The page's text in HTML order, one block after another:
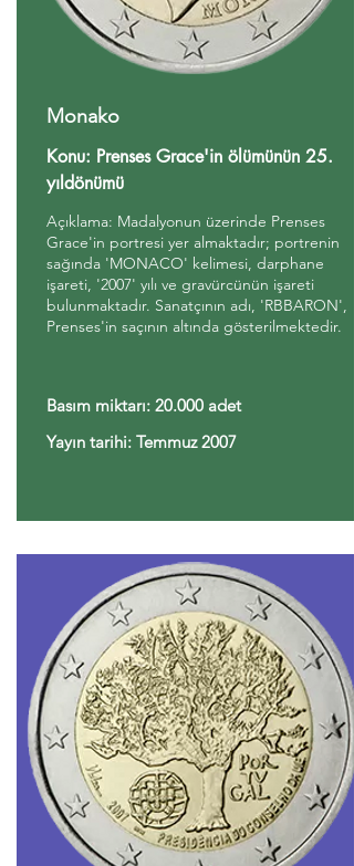
Monako
Konu: Prenses Grace'in ölümünün 25.
yıldönümü
Açıklama: Madalyonun üzerinde Prenses
Grace'in portresi yer almaktadır; portrenin
sağında 'MONACO' kelimesi, darphane
işareti, '2007' yılı ve gravürcünün işareti
bulunmaktadır. Sanatçının adı, 'RBBARON',
Prenses'in saçının altında gösterilmektedir.
Basım miktarı: 20.000 adet
Yayın tarihi: Temmuz 2007